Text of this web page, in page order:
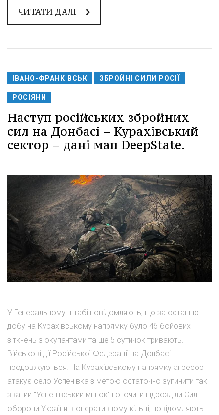
ЧИТАТИ ДАЛІ
ІВАНО-ФРАНКІВСЬК ЗБРОЙНІ СИЛИ РОСІЇ
РОСІЯНИ
Наступ російських збройних
сил на Донбасі – Курахівський
сектор – дані мап DeepState.
У Генеральному штабі повідомляють, що за останню
добу на Курахівському напрямку було 46 бойових
зіткнень з окупантами та ще 5 сутичок тривають.
Військові дії Російської Федерації на Донбасі
продовжуються. На Курахівському напрямку агресор
атакує село Успенівка з метою остаточно зупинити так
званий "Успенівський мішок" і оточити підрозділи Сил
оборони України в оперативному кільці, повідомляють